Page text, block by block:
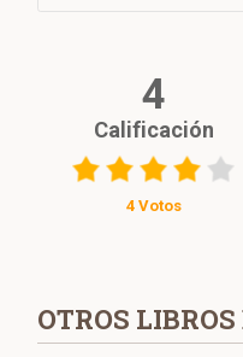
4
Calificación
4 Votos
OTROS